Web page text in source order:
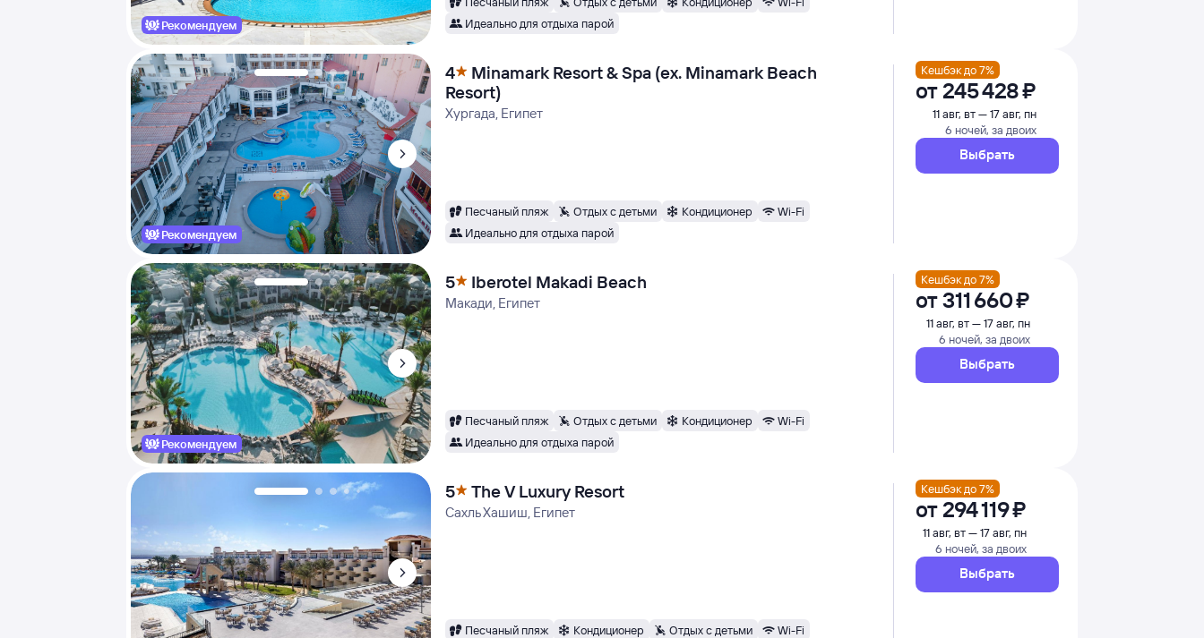
Рекомендуем
Идеально для отдыха парой
Рекомендуем
4
Minamark Resort & Spa (ex. Minamark Beach
Resort)
Хургада, Египет
Песчаный пляж Отдых с детьми Кондиционер
Wi-Fi
Идеально для отдыха парой
Кешбэк до 7%
от 245 ⁠428 ⁠₽
11 авг, вт — 17 авг, пн
6 ночей, за двоих
Выбрать
Рекомендуем
5 Iberotel Makadi Beach
Макади, Египет
Песчаный пляж Отдых с детьми Кондиционер
Wi-Fi
Идеально для отдыха парой
Кешбэк до 7%
от311 ⁠660 ⁠₽
11 авг, вт — 17 авг, пн
6 ночей, за двоих
Выбрать
5 The V Luxury Resort
Сахль Хашиш, Египет
Песчаный пляж Кондиционер Отдых с детьми
Wi-Fi
Кешбэк до 7%
от 294 ⁠119 ⁠₽
11 авг, вт — 17 авг, пн
6 ночей, за двоих
Выбрать